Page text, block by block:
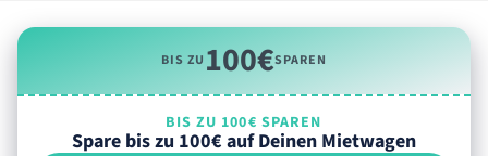
BIS ZU100€SPAREN
BIS ZU 100€ SPAREN
Spare bis zu 100€ auf Deinen Mietwagen